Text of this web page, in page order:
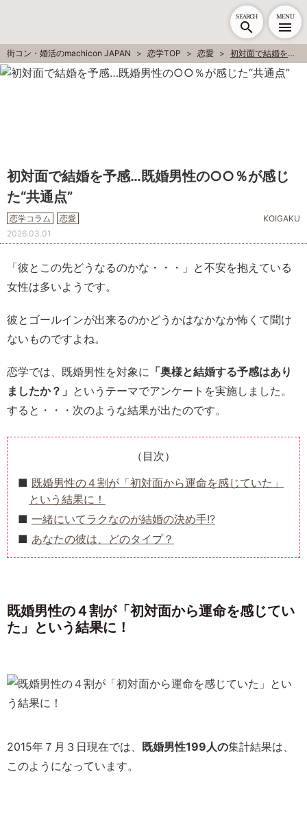
SEARCH MENU
街コン・婚活のmachicon JAPAN 恋学TOP 恋愛 初対面で結婚を予感…既婚男性の○○％が感じた“共通点”
初対面で結婚を予感…既婚男性の○○％が感じ
た“共通点”
恋学コラム 恋愛
KOIGAKU
2026.03.01
「彼とこの先どうなるのかな・・・」と不安を抱えている
女性は多いようです。
彼とゴールインが出来るのかどうかはなかなか怖くて聞け
ないものですよね。
恋学では、既婚男性を対象に 「奥様と結婚する予感はあり
ましたか？」 というテーマでアンケートを実施しました。
すると・・・次のような結果が出たのです。
（目次）
既婚男性の４割が「初対面から運命を感じていた」
という結果に！
一緒にいてラクなのが結婚の決め手!?
あなたの彼は、どのタイプ？
既婚男性の４割が「初対面から運命を感じてい
た」という結果に！
2015年７月３日現在では、 既婚男性199人の集計結果は、
このようになっています。